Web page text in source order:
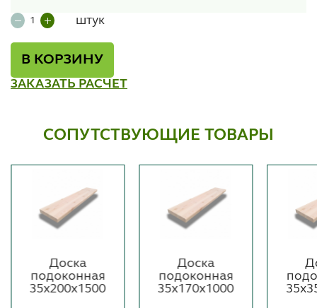
штук
В КОРЗИНУ
ЗАКАЗАТЬ РАСЧЕТ
СОПУТСТВУЮЩИЕ ТОВАРЫ
Доска
подоконная
35х200х1500
Доска
подоконная
35х170х1000